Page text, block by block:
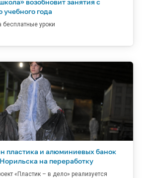
учебного года
бесплатные уроки
пластика и алюминиевых банок
на переработку
«Пластик – в дело» реализуется